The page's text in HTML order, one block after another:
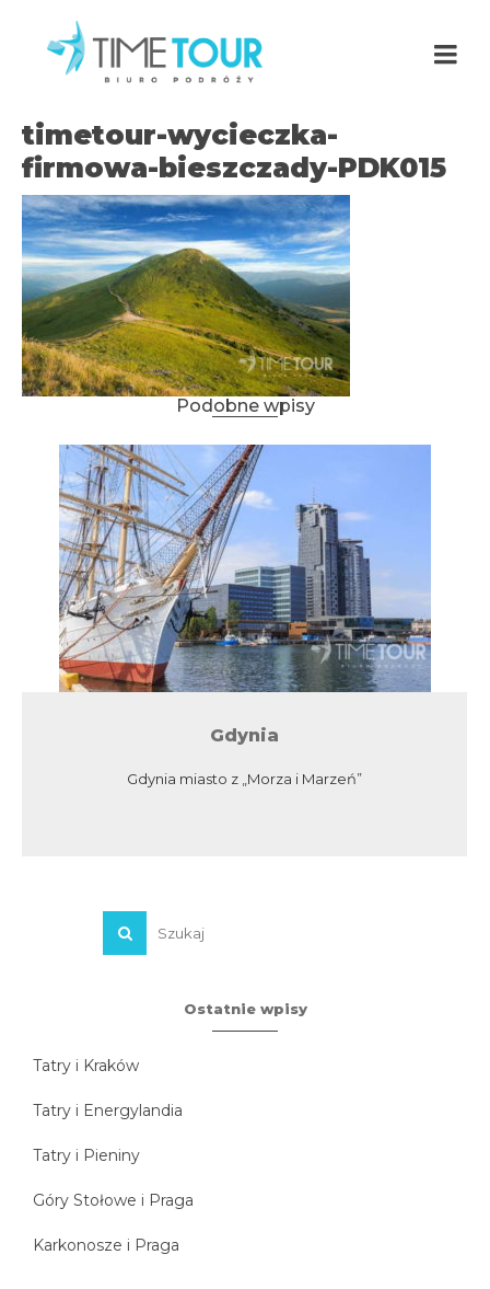
timetour-wycieczka-
firmowa-bieszczady-PDK015
Podobne wpisy
Gdynia
Gdynia miasto z „Morza i Marzeń”
Ostatnie wpisy
Tatry i Kraków
Tatry i Energylandia
Tatry i Pieniny
Góry Stołowe i Praga
Karkonosze i Praga